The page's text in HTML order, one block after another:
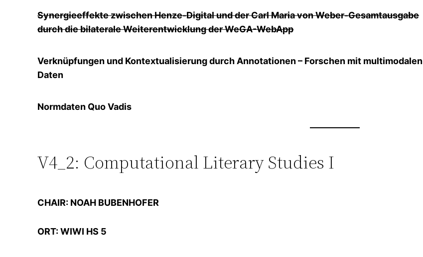
Synergieeffekte zwischen Henze-Digital und der Carl Maria von Weber-Gesamtausgabe
durch die bilaterale Weiterentwicklung der WeGA-WebApp
Verknüpfungen und Kontextualisierung durch Annotationen – Forschen mit multimodalen
Daten
Normdaten Quo Vadis
V4_2: Computational Literary Studies I
CHAIR: NOAH BUBENHOFER
ORT: WIWI HS 5